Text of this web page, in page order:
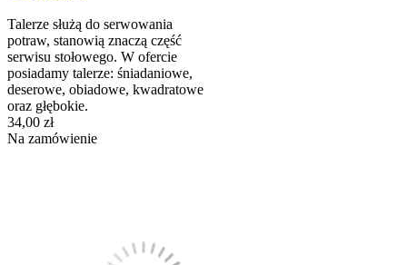
Talerze służą do serwowania
potraw, stanowią znaczą część
serwisu stołowego. W ofercie
posiadamy talerze: śniadaniowe,
deserowe, obiadowe, kwadratowe
oraz głębokie.
34,00 zł
Na zamówienie